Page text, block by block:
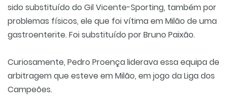
sido substituído do Gil Vicente-Sporting, também por
problemas físicos, ele que foi vítima em Milão de uma
gastroenterite. Foi substituído por Bruno Paixão.
Curiosamente, Pedro Proença liderava essa equipa de
arbitragem que esteve em Milão, em jogo da Liga dos
Campeões.